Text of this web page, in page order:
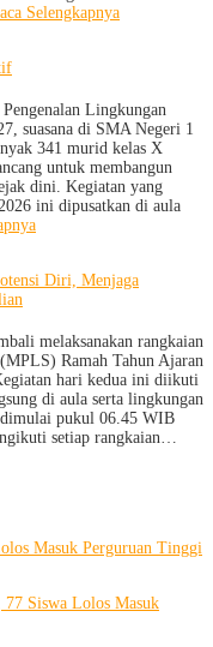
Selengkapnya:
Terima
Monitoring
dan
Evaluasi
dari
Pengawas
Cabang
Wilayah
IX
Lingkungan
suasana di SMA Negeri 1
341 murid kelas X
untuk membangun
dini. Kegiatan yang
ini dipusatkan di aula
:
MPLS:
Edukatif
Diri, Menjaga
melaksanakan rangkaian
Ramah Tahun Ajaran
hari kedua ini diikuti
di aula serta lingkungan
pukul 06.45 WIB
setiap rangkaian…
Masuk Perguruan Tinggi
77 Siswa Lolos Masuk